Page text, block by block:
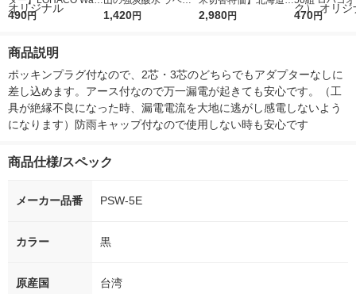
r（ロハコウォータ
シ） オリジナル
490円
レス 500ml 1箱（24
1,420円
ななつぼし 無洗米 5k
2,980円
ルソフトパッ
オリジナル
470円
商品説明
ポッキンプラグ付なので、2芯・3芯のどちらでもアダプターなしに
差し込めます。アース付なので万一漏電が起きても安心です。（工
具が絶縁不良になった時、漏電電流を大地に逃がし感電しないよう
になります）防雨キャップ付なので使用しない時も安心です
商品仕様/スペック
メーカー品番 PSW-5E
カラー 黒
原産国 台湾